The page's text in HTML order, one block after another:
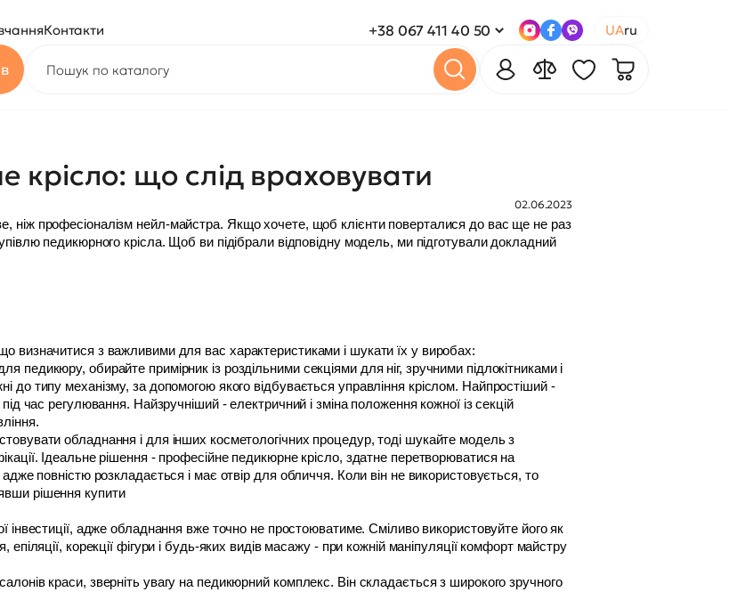
Контакти +38 067 411 40 50 UAru
що слід враховувати
02.06.2023
ніж професіоналізм нейл-майстра. Якщо хочете, щоб клієнти поверталися до вас ще не раз
педикюрного крісла. Щоб ви підібрали відповідну модель, ми підготували докладний
визначитися з важливими для вас характеристиками і шукати їх у виробах:
обирайте примірник із роздільними секціями для ніг, зручними підлокітниками і
до типу механізму, за допомогою якого відбувається управління кріслом. Найпростіший -
час регулювання. Найзручніший - електричний і зміна положення кожної із секцій
обладнання і для інших косметологічних процедур, тоді шукайте модель з
Ідеальне рішення - професійне педикюрне крісло, здатне перетворюватися на
повністю розкладається і має отвір для обличчя. Коли він не використовується, то
рішення купити
корекції фігури і будь-яких видів масажу - при кожній маніпуляції комфорт майстру
краси, зверніть увагу на педикюрний комплекс. Він складається з широкого зручного